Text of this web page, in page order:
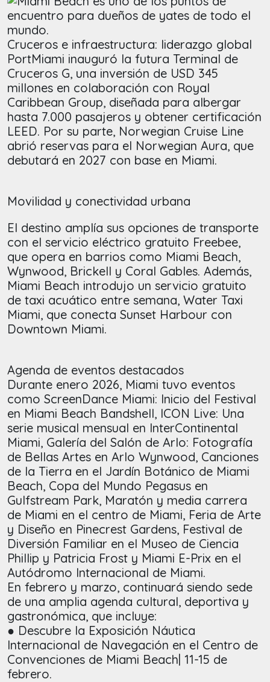
Cruceros e infraestructura: liderazgo global
PortMiami inauguró la futura Terminal de
Cruceros G, una inversión de USD 345
millones en colaboración con Royal
Caribbean Group, diseñada para albergar
hasta 7.000 pasajeros y obtener certificación
LEED. Por su parte, Norwegian Cruise Line
abrió reservas para el Norwegian Aura, que
debutará en 2027 con base en Miami.
Movilidad y conectividad urbana
El destino amplía sus opciones de transporte
con el servicio eléctrico gratuito Freebee,
que opera en barrios como Miami Beach,
Wynwood, Brickell y Coral Gables. Además,
Miami Beach introdujo un servicio gratuito
de taxi acuático entre semana, Water Taxi
Miami, que conecta Sunset Harbour con
Downtown Miami.
Agenda de eventos destacados
Durante enero 2026, Miami tuvo eventos
como ScreenDance Miami: Inicio del Festival
en Miami Beach Bandshell, ICON Live: Una
serie musical mensual en InterContinental
Miami, Galería del Salón de Arlo: Fotografía
de Bellas Artes en Arlo Wynwood, Canciones
de la Tierra en el Jardín Botánico de Miami
Beach, Copa del Mundo Pegasus en
Gulfstream Park, Maratón y media carrera
de Miami en el centro de Miami, Feria de Arte
y Diseño en Pinecrest Gardens, Festival de
Diversión Familiar en el Museo de Ciencia
Phillip y Patricia Frost y Miami E-Prix en el
Autódromo Internacional de Miami.
En febrero y marzo, continuará siendo sede
de una amplia agenda cultural, deportiva y
gastronómica, que incluye:
● Descubre la Exposición Náutica
Internacional de Navegación en el Centro de
Convenciones de Miami Beach| 11-15 de
febrero.